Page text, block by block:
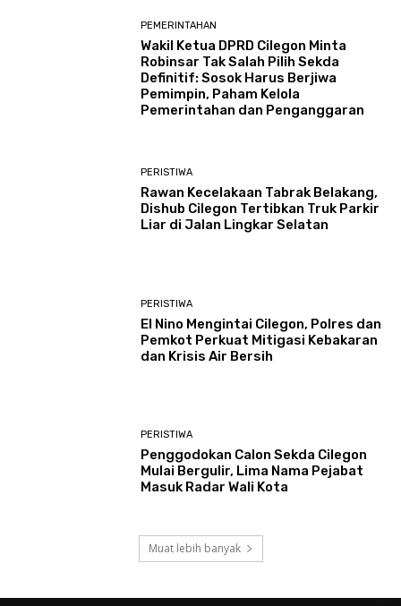
PEMERINTAHAN
Wakil Ketua DPRD Cilegon Minta
Robinsar Tak Salah Pilih Sekda
Definitif: Sosok Harus Berjiwa
Pemimpin, Paham Kelola
Pemerintahan dan Penganggaran
PERISTIWA
Rawan Kecelakaan Tabrak Belakang,
Dishub Cilegon Tertibkan Truk Parkir
Liar di Jalan Lingkar Selatan
PERISTIWA
El Nino Mengintai Cilegon, Polres dan
Pemkot Perkuat Mitigasi Kebakaran
dan Krisis Air Bersih
PERISTIWA
Penggodokan Calon Sekda Cilegon
Mulai Bergulir, Lima Nama Pejabat
Masuk Radar Wali Kota
Muat lebih banyak